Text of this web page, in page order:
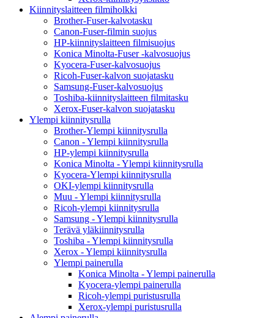
Kiinnityslaitteen filmiholkki
Brother-Fuser-kalvotasku
Canon-Fuser-filmin suojus
HP-kiinnityslaitteen filmisuojus
Konica Minolta-Fuser -kalvosuojus
Kyocera-Fuser-kalvosuojus
Ricoh-Fuser-kalvon suojatasku
Samsung-Fuser-kalvosuojus
Toshiba-kiinnityslaitteen filmitasku
Xerox-Fuser-kalvon suojatasku
Ylempi kiinnitysrulla
Brother-Ylempi kiinnitysrulla
Canon - Ylempi kiinnitysrulla
HP-ylempi kiinnitysrulla
Konica Minolta - Ylempi kiinnitysrulla
Kyocera-Ylempi kiinnitysrulla
OKI-ylempi kiinnitysrulla
Muu - Ylempi kiinnitysrulla
Ricoh-ylempi kiinnitysrulla
Samsung - Ylempi kiinnitysrulla
Terävä yläkiinnitysrulla
Toshiba - Ylempi kiinnitysrulla
Xerox - Ylempi kiinnitysrulla
Ylempi painerulla
Konica Minolta - Ylempi painerulla
Kyocera-ylempi painerulla
Ricoh-ylempi puristusrulla
Xerox-ylempi puristusrulla